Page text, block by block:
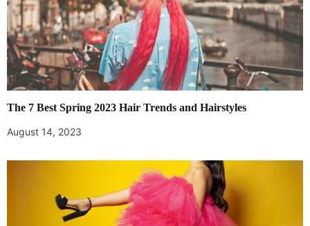
The 7 Best Spring 2023 Hair Trends and Hairstyles
August 14, 2023